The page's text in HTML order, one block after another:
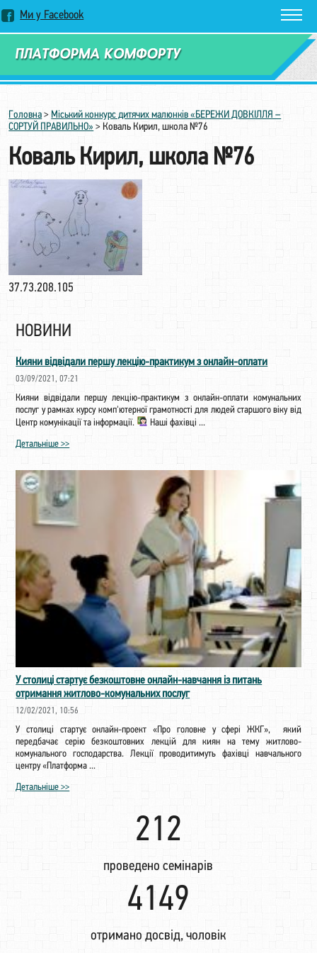
Ми у Facebook
Замовити дзвінок
Головна > Міський конкурс дитячих малюнків «БЕРЕЖИ ДОВКІЛЛЯ –
СОРТУЙ ПРАВИЛЬНО» > Коваль Кирил, школа №76
Коваль Кирил, школа №76
37.73.208.105
НОВИНИ
Кияни відвідали першу лекцію-практикум з онлайн-оплати
03/09/2021, 07:21
Кияни відвідали першу лекцію-практикум з онлайн-оплати комунальних
послуг у рамках курсу комп'ютерної грамотності для людей старшого віку від
Центр комунікації та інформації.
Наші фахівці ...
Детальніше >>
У столиці стартує безкоштовне онлайн-навчання із питань
отримання житлово-комунальних послуг
12/02/2021, 10:56
У столиці стартує онлайн-проект «Про головне у сфері ЖКГ», який
передбачає серію безкоштовних лекцій для киян на тему житлово-
комунального господарства. Лекції проводитимуть фахівці навчального
центру «Платформа ...
Детальніше >>
222
проведено семінарів
4344
отримано досвід, чоловік